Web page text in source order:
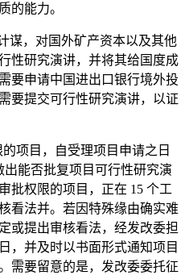
的能力。
，对国外矿产资本以及其他
性研究演讲，并将其给国度成
要申请中国进出口银行境外投
要提交可行性研究演讲，以证
项目，自受理项目申请之日
能否批复项目可行性研究演
批权限的项目，正在 15 个工
看法并。若因特殊缘由确实难
或提出审核看法，经发改委担
，并及时以书面形式通知项目
需要留意的是，发改委委托征